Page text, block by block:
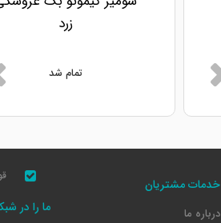
زرد
تمام شد
خدمات مشتریان
درباره ما
ما را در